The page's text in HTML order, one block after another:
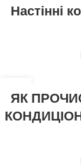
ЧЕР
Настінні
ЧЕР
ЯК